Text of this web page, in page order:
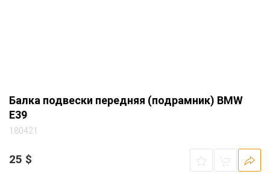
Балка подвески передняя (подрамник) BMW
E39
180421
25 $